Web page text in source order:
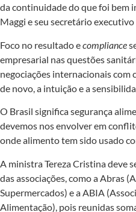
da continuidade do que foi bem
Maggi e seu secretário
Foco no resultado ecompliance
empresarial nas questões
negociações internacionais com
de novo, a intuição e a
O Brasil significa segurança
devemos nos envolver em
onde alimento tem sido usado
A ministra Tereza Cristina deve
das associações, como a Abras
Supermercados) e a ABIA
Alimentação), pois reunidas